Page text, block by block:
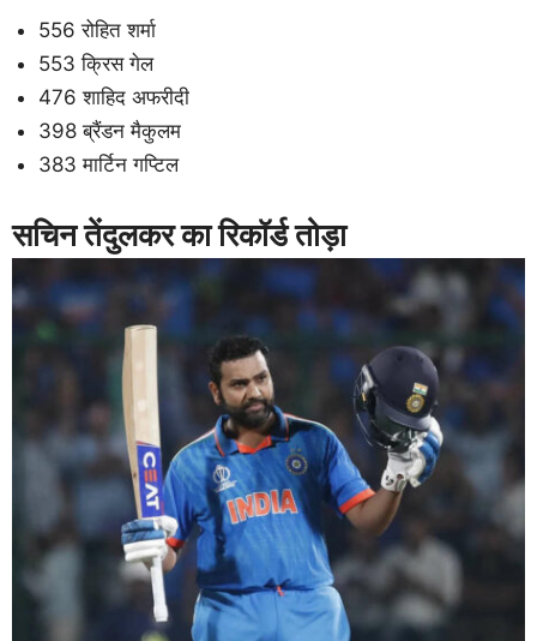
556 रोहित शर्मा
553 क्रिस गेल
476 शाहिद अफरीदी
398 ब्रैंडन मैकुलम
383 मार्टिन गप्टिल
सचिन तेंदुलकर का रिकॉर्ड तोड़ा